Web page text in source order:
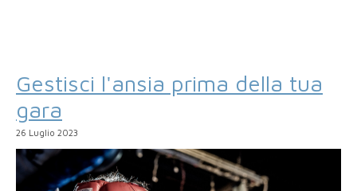
Gestisci l'ansia prima della tua
gara
26 Luglio 2023